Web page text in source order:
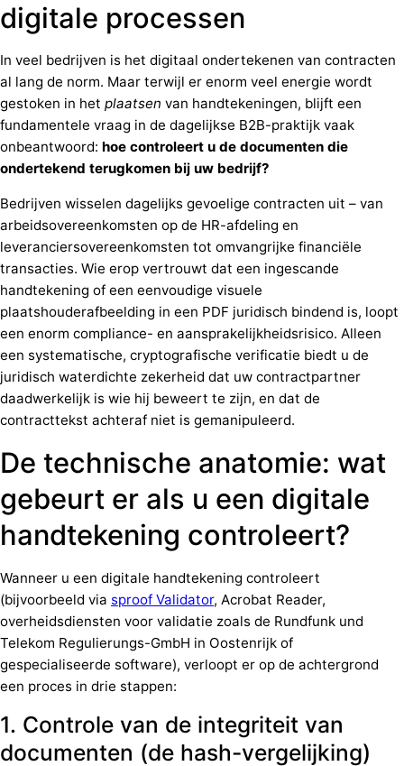
digitale processen
In veel bedrijven is het digitaal ondertekenen van contracten
al lang de norm. Maar terwijl er enorm veel energie wordt
gestoken in het plaatsen van handtekeningen, blijft een
fundamentele vraag in de dagelijkse B2B-praktijk vaak
onbeantwoord: hoe controleert u de documenten die
ondertekend terugkomen bij uw bedrijf?
Bedrijven wisselen dagelijks gevoelige contracten uit – van
arbeidsovereenkomsten op de HR-afdeling en
leveranciersovereenkomsten tot omvangrijke financiële
transacties. Wie erop vertrouwt dat een ingescande
handtekening of een eenvoudige visuele
plaatshouderafbeelding in een PDF juridisch bindend is, loopt
een enorm compliance- en aansprakelijkheidsrisico. Alleen
een systematische, cryptografische verificatie biedt u de
juridisch waterdichte zekerheid dat uw contractpartner
daadwerkelijk is wie hij beweert te zijn, en dat de
contracttekst achteraf niet is gemanipuleerd.
De technische anatomie: wat
gebeurt er als u een digitale
handtekening controleert?
Wanneer u een digitale handtekening controleert
(bijvoorbeeld via sproof Validator, Acrobat Reader,
overheidsdiensten voor validatie zoals de Rundfunk und
Telekom Regulierungs-GmbH in Oostenrijk of
gespecialiseerde software), verloopt er op de achtergrond
een proces in drie stappen:
1. Controle van de integriteit van
documenten (de hash-vergelijking)